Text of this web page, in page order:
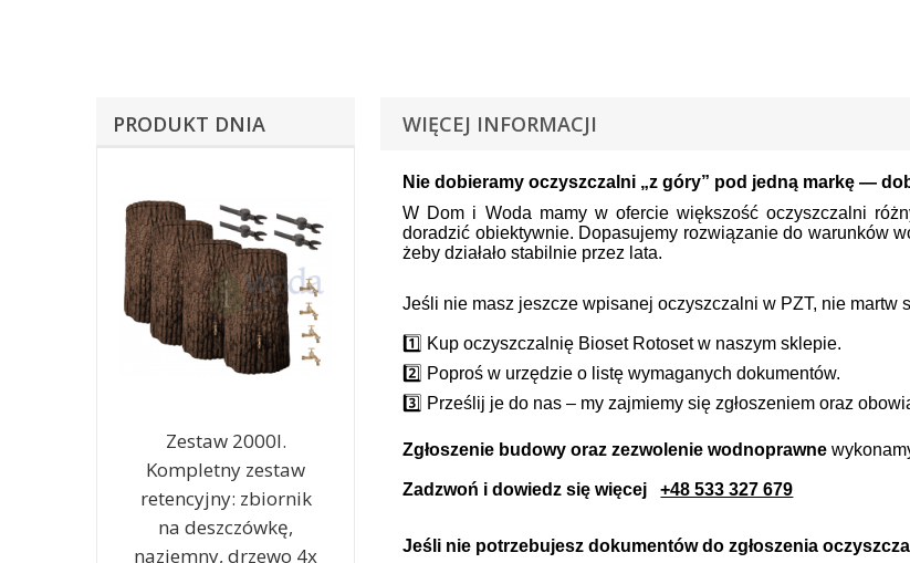
WIĘCEJ INFORMACJI
Nie dobieramy oczyszczalni „z góry” pod jedną markę —
W Dom i Woda mamy w ofercie większość oczyszczalni
doradzić obiektywnie. Dopasujemy rozwiązanie do warunków
żeby działało stabilnie przez lata.
Jeśli nie masz jeszcze wpisanej oczyszczalni w PZT, nie martw
1️⃣ Kup oczyszczalnię Bioset Rotoset w naszym sklepie.
2️⃣ Poproś w urzędzie o listę wymaganych dokumentów.
3️⃣ Prześlij je do nas – my zajmiemy się zgłoszeniem oraz
Zgłoszenie budowy oraz zezwolenie wodnoprawne
Zadzwoń i dowiedz się więcej+48 533 327 679
Jeśli nie potrzebujesz dokumentów do zgłoszenia
PRODUKT DNIA
Zestaw 2000l.
Kompletny zestaw
retencyjny: zbiornik
na deszczówkę,
naziemny, drzewo 4x